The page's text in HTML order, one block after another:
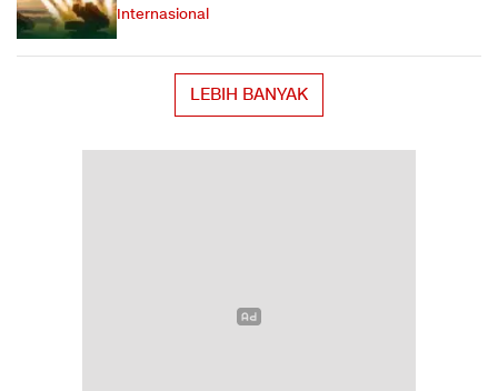
Internasional
LEBIH BANYAK